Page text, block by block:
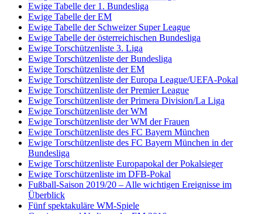
Ewige Tabelle der 1. Bundesliga
Ewige Tabelle der EM
Ewige Tabelle der Schweizer Super League
Ewige Tabelle der österreichischen Bundesliga
Ewige Torschützenliste 3. Liga
Ewige Torschützenliste der Bundesliga
Ewige Torschützenliste der EM
Ewige Torschützenliste der Europa League/UEFA-Pokal
Ewige Torschützenliste der Premier League
Ewige Torschützenliste der Primera Division/La Liga
Ewige Torschützenliste der WM
Ewige Torschützenliste der WM der Frauen
Ewige Torschützenliste des FC Bayern München
Ewige Torschützenliste des FC Bayern München in der
Bundesliga
Ewige Torschützenliste Europapokal der Pokalsieger
Ewige Torschützenliste im DFB-Pokal
Fußball-Saison 2019/20 – Alle wichtigen Ereignisse im
Überblick
Fünf spektakuläre WM-Spiele